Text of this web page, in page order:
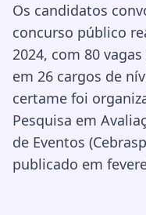
Os candidatos
concurso público
2024, com 80
em 26 cargos de
certame foi
Pesquisa em
de Eventos
publicado em